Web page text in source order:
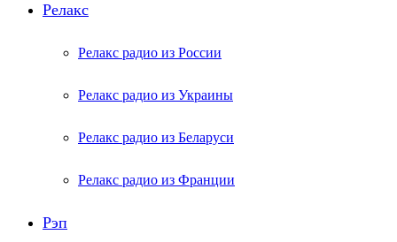
Релакс
Релакс радио из России
Релакс радио из Украины
Релакс радио из Беларуси
Релакс радио из Франции
Рэп